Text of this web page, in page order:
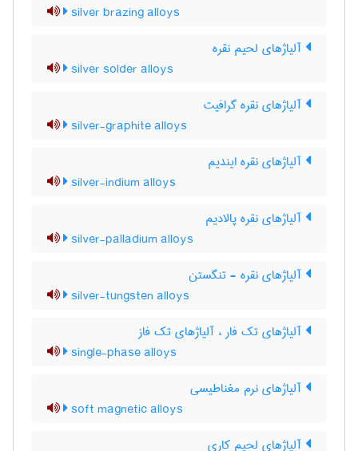
silver brazing alloys
آلیاژهای لحیم نقره
silver solder alloys
آلیاژهای نقره گرافیت
silver-graphite alloys
آلیاژهای نقره ایندیم
silver-indium alloys
آلیاژهای نقره پالادیم
silver-palladium alloys
آلیاژهای نقره - تنگستن
silver-tungsten alloys
آلیاژهای تک فار ، آلیاژهای تک فاز
single-phase alloys
آلیاژهای نرم مغناطیسی
soft magnetic alloys
آلیاژهای لحیم کاری